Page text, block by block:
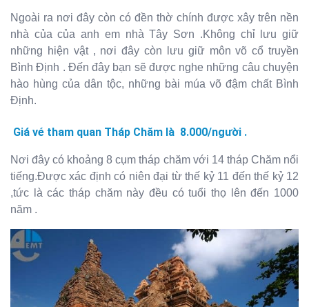
Ngoài ra nơi đây còn có đền thờ chính được xây trên nền
nhà của của anh em nhà Tây Sơn .Không chỉ lưu giữ
những hiện vật , nơi đây còn lưu giữ môn võ cổ truyền
Bình Định . Đến đây bạn sẽ được nghe những câu chuyện
hào hùng của dân tộc, những bài múa võ đậm chất Bình
Định.
Giá vé tham quan Tháp Chăm là 8.000/người .
Nơi đây có khoảng 8 cụm tháp chăm với 14 tháp Chăm nổi
tiếng.Được xác định có niên đại từ thế kỷ 11 đến thế kỷ 12
,tức là các tháp chăm này đều có tuổi thọ lên đến 1000
năm .